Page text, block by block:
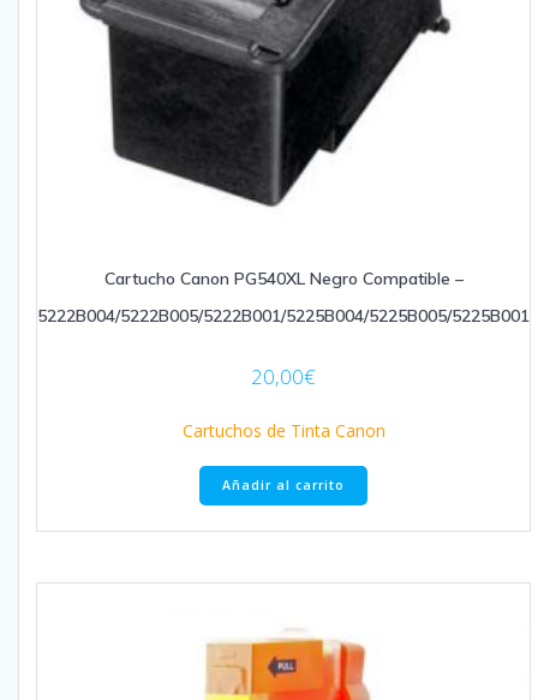
Cartucho Canon PG540XL Negro Compatible –
5222B004/5222B005/5222B001/5225B004/5225B005/5225B001
20,00€
Cartuchos de Tinta Canon
Añadir al carrito